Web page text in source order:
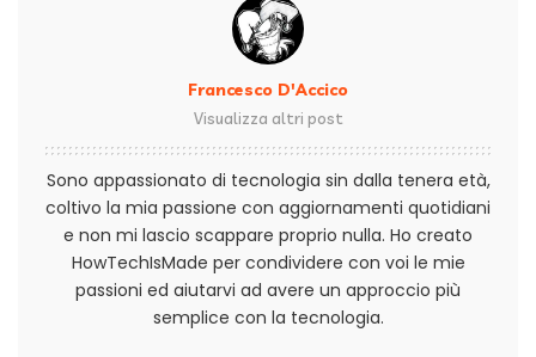
Francesco D'Accico
Visualizza altri post
Sono appassionato di tecnologia sin dalla tenera età,
coltivo la mia passione con aggiornamenti quotidiani
e non mi lascio scappare proprio nulla. Ho creato
HowTechIsMade per condividere con voi le mie
passioni ed aiutarvi ad avere un approccio più
semplice con la tecnologia.